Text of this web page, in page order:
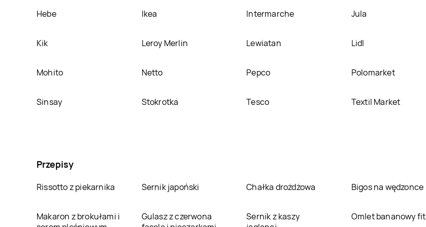
Hebe Ikea Intermarche Jula
Kik Leroy Merlin Lewiatan Lidl
Mohito Netto Pepco Polomarket
Sinsay Stokrotka Tesco Textil Market
Przepisy
Rissotto z piekarnika Sernik japoński Chałka drożdżowa Bigos na wędzonce
Makaron z brokułami i
Gulasz z czerwona
Sernik z kaszy
Omlet bananowy fit